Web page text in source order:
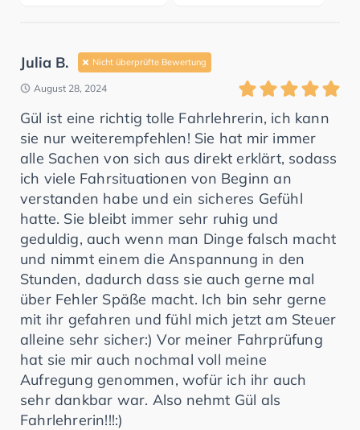
Julia B. Nicht überprüfte Bewertung
August 28, 2024
Gül ist eine richtig tolle Fahrlehrerin, ich kann
sie nur weiterempfehlen! Sie hat mir immer
alle Sachen von sich aus direkt erklärt, sodass
ich viele Fahrsituationen von Beginn an
verstanden habe und ein sicheres Gefühl
hatte. Sie bleibt immer sehr ruhig und
geduldig, auch wenn man Dinge falsch macht
und nimmt einem die Anspannung in den
Stunden, dadurch dass sie auch gerne mal
über Fehler Späße macht. Ich bin sehr gerne
mit ihr gefahren und fühl mich jetzt am Steuer
alleine sehr sicher:) Vor meiner Fahrprüfung
hat sie mir auch nochmal voll meine
Aufregung genommen, wofür ich ihr auch
sehr dankbar war. Also nehmt Gül als
Fahrlehrerin!!!:)